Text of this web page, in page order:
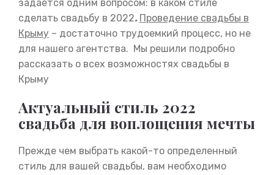
задается одним вопросом: в каком стиле
сделать свадьбу в 2022. Проведение свадьбы в
Крыму – достаточно трудоемкий процесс, но не
для нашего агентства. Мы решили подробно
рассказать о всех возможностях свадьбы в
Крыму
Актуальный стиль 2022
свадьба для воплощения мечты
Прежде чем выбрать какой-то определенный
стиль для вашей свадьбы, вам необходимо